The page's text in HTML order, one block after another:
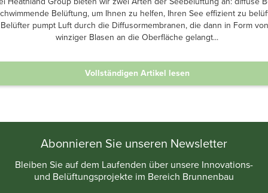
Belüftung, um Ihnen zu helfen, Ihren See effizient zu
pumpt Luft durch die Diffusormembranen, die dann in Form
winziger Blasen an die Oberfläche gelangt...
Vollständigen Artikel lesen
Abonnieren Sie unseren Newsletter
Bleiben Sie auf dem Laufenden über unsere Innovations-
und Belüftungsprojekte im Bereich Brunnenbau